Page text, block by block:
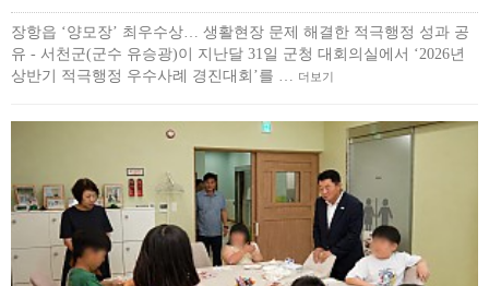
장항읍 ‘양모장’ 최우수상… 생활현장 문제 해결한 적극행정 성과 공
유 - 서천군(군수 유승광)이 지난달 31일 군청 대회의실에서 ‘2026년
상반기 적극행정 우수사례 경진대회’를 … 더보기